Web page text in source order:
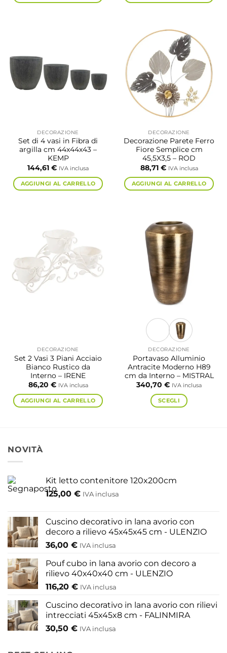
DECORAZIONE
Set di 4 vasi in Fibra di
argilla cm 44x44x43 –
KEMP
144,61 € IVA inclusa
AGGIUNGI AL CARRELLO
DECORAZIONE
Decorazione Parete Ferro
Fiore Semplice cm
45,5X3,5 – ROD
88,71 € IVA inclusa
AGGIUNGI AL CARRELLO
DECORAZIONE
Set 2 Vasi 3 Piani Acciaio
Bianco Rustico da
Interno – IRENE
86,20 € IVA inclusa
AGGIUNGI AL CARRELLO
DECORAZIONE
Portavaso Alluminio
Antracite Moderno H89
cm da Interno – MISTRAL
340,70 € IVA inclusa
SCEGLI
nella
pagina
NOVITÀ
Kit letto contenitore 120x200cm
125,00 € IVA inclusa
Cuscino decorativo in lana avorio con
decoro a rilievo 45x45x45 cm - ULENZIO
36,00 € IVA inclusa
Pouf cubo in lana avorio con decoro a
rilievo 40x40x40 cm - ULENZIO
116,20 € IVA inclusa
Cuscino decorativo in lana avorio con rilievi
intrecciati 45x45x8 cm - FALINMIRA
30,50 € IVA inclusa